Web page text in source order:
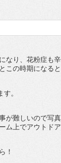
なり、花粉症も辛
この時期になる
。
が難しいので写
ム上でアウトド
！